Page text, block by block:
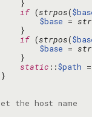
if (strpos(
$base =
if (strpos(
$base =
static ::$path =